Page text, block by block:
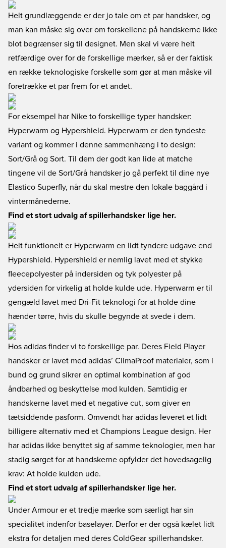
Helt grundlæggende er der jo tale om et par handsker, og
man kan måske sig over om forskellene på handskerne ikke
blot begrænser sig til designet. Men skal vi være helt
retfærdige over for de forskellige mærker, så er der faktisk
en række teknologiske forskelle som gør at man måske vil
foretrække et par frem for et andet.
For eksempel har Nike to forskellige typer handsker:
Hyperwarm og Hypershield. Hyperwarm er den tyndeste
variant og kommer i denne sammenhæng i to design:
Sort/Grå og Sort. Til dem der godt kan lide at matche
tingene vil de Sort/Grå handsker jo gå perfekt til dine nye
Elastico Superfly, når du skal mestre den lokale baggård i
vintermånederne.
Find et stort udvalg af spillerhandsker lige her.
Helt funktionelt er Hyperwarm en lidt tyndere udgave end
Hypershield. Hypershield er nemlig lavet med et stykke
fleecepolyester på indersiden og tyk polyester på
ydersiden for virkelig at holde kulde ude. Hyperwarm er til
gengæld lavet med Dri-Fit teknologi for at holde dine
hænder tørre, hvis du skulle begynde at svede i dem.
Hos adidas finder vi to forskellige par. Deres Field Player
handsker er lavet med adidas’ ClimaProof materialer, som i
bund og grund sikrer en optimal kombination af god
åndbarhed og beskyttelse mod kulden. Samtidig er
handskerne lavet med et negative cut, som giver en
tætsiddende pasform. Omvendt har adidas leveret et lidt
billigere alternativ med et Champions League design. Her
har adidas ikke benyttet sig af samme teknologier, men har
stadig sørget for at handskerne opfylder det hovedsagelig
krav: At holde kulden ude.
Find et stort udvalg af spillerhandsker lige her.
Under Armour er et tredje mærke som særligt har sin
specialitet indenfor baselayer. Derfor er der også kælet lidt
ekstra for detaljen med deres ColdGear spillerhandsker.